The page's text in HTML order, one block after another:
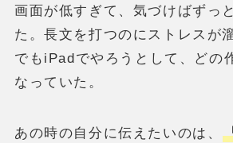
画面が低すぎて、気づけばずっ
た。長文を打つのにストレスが
でもiPadでやろうとして、どの
なっていた。
あの時の自分に伝えたいのは、